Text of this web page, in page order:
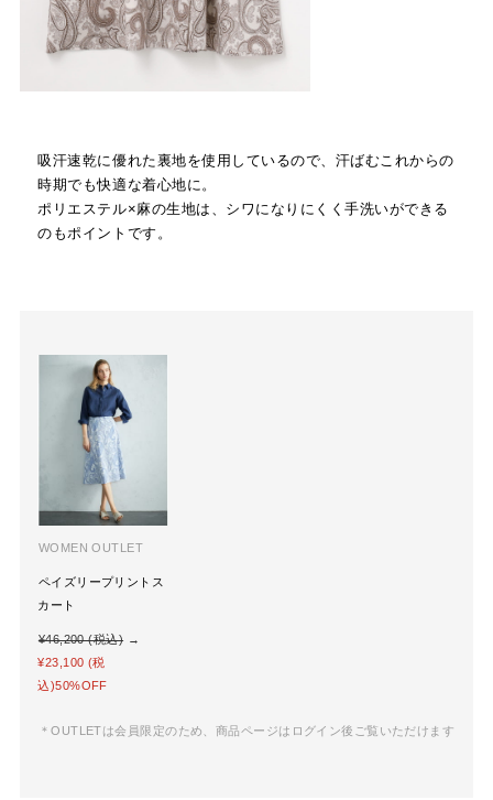
吸汗速乾に優れた裏地を使用しているので、汗ばむこれからの
時期でも快適な着心地に。
ポリエステル×麻の生地は、シワになりにくく手洗いができる
のもポイントです。
WOMEN OUTLET
ペイズリープリントス
カート
¥46,200 (税込)→
¥23,100 (税
込)50%OFF
＊OUTLETは会員限定のため、商品ページはログイン後ご覧いただけます